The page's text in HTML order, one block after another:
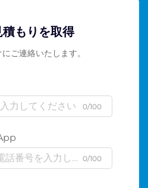
もりを取得
ご連絡いたします。
0/100
0/100